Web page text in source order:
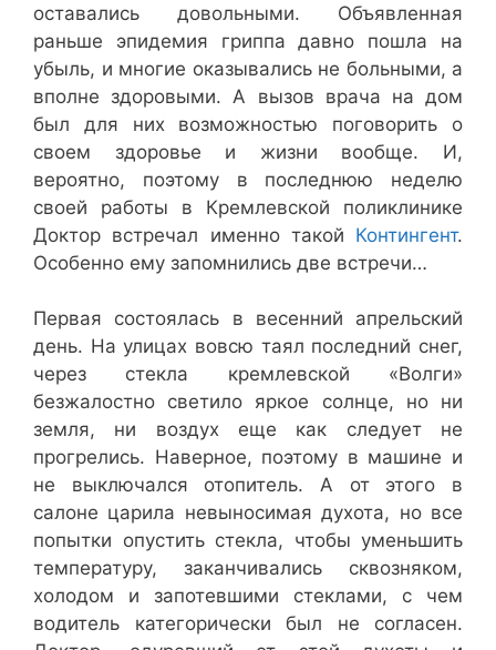
оставались довольными. Объявленная
раньше эпидемия гриппа давно пошла на
убыль, и многие оказывались не больными, а
вполне здоровыми. А вызов врача на дом
был для них возможностью поговорить о
своем здоровье и жизни вообще. И,
вероятно, поэтому в последнюю неделю
своей работы в Кремлевской поликлинике
Доктор встречал именно такой Контингент.
Особенно ему запомнились две встречи…
Первая состоялась в весенний апрельский
день. На улицах вовсю таял последний снег,
через стекла кремлевской «Волги»
безжалостно светило яркое солнце, но ни
земля, ни воздух еще как следует не
прогрелись. Наверное, поэтому в машине и
не выключался отопитель. А от этого в
салоне царила невыносимая духота, но все
попытки опустить стекла, чтобы уменьшить
температуру, заканчивались сквозняком,
холодом и запотевшими стеклами, с чем
водитель категорически был не согласен.